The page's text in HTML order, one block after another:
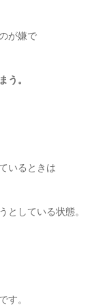
が嫌で
う。
いるときは
としている状態。
。